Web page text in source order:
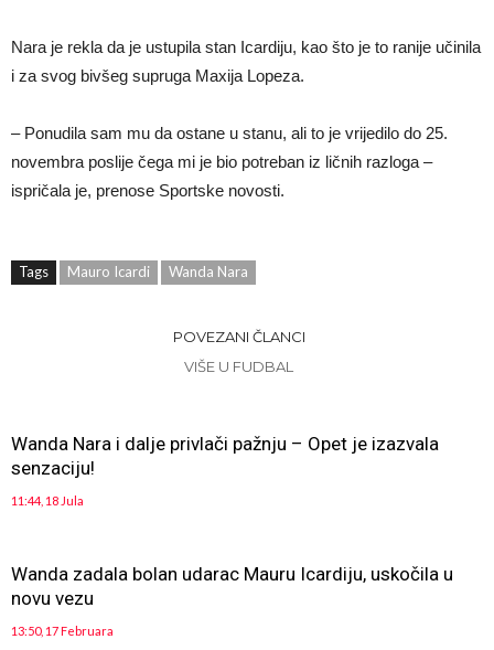
Nara je rekla da je ustupila stan Icardiju, kao što je to ranije učinila
i za svog bivšeg supruga Maxija Lopeza.
– Ponudila sam mu da ostane u stanu, ali to je vrijedilo do 25.
novembra poslije čega mi je bio potreban iz ličnih razloga –
ispričala je, prenose Sportske novosti.
Tags Mauro Icardi Wanda Nara
POVEZANI ČLANCI
VIŠE U FUDBAL
Wanda Nara i dalje privlači pažnju – Opet je izazvala
senzaciju!
11:44, 18 Jula
Wanda zadala bolan udarac Mauru Icardiju, uskočila u
novu vezu
13:50, 17 Februara